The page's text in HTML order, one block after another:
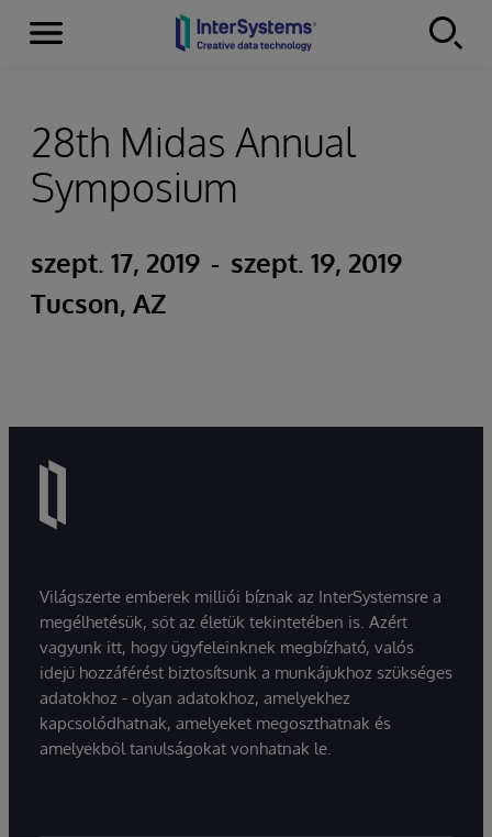
Skip to content
Menu
28th Midas Annual
Symposium
szept. 17, 2019 - szept. 19, 2019
Tucson, AZ
Világszerte emberek milliói bíznak az InterSystemsre a
megélhetésük, sőt az életük tekintetében is. Azért
vagyunk itt, hogy ügyfeleinknek megbízható, valós
idejű hozzáférést biztosítsunk a munkájukhoz szükséges
adatokhoz - olyan adatokhoz, amelyekhez
kapcsolódhatnak, amelyeket megoszthatnak és
amelyekből tanulságokat vonhatnak le.